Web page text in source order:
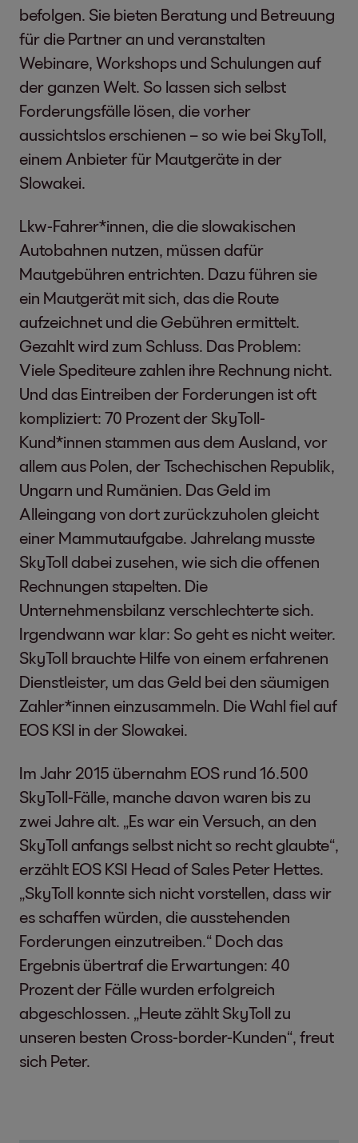
befolgen. Sie bieten Beratung und Betreuung
für die Partner an und veranstalten
Webinare, Workshops und Schulungen auf
der ganzen Welt. So lassen sich selbst
Forderungsfälle lösen, die vorher
aussichtslos erschienen – so wie bei SkyToll,
einem Anbieter für Mautgeräte in der
Slowakei.
Lkw-Fahrer*innen, die die slowakischen
Autobahnen nutzen, müssen dafür
Mautgebühren entrichten. Dazu führen sie
ein Mautgerät mit sich, das die Route
aufzeichnet und die Gebühren ermittelt.
Gezahlt wird zum Schluss. Das Problem:
Viele Spediteure zahlen ihre Rechnung nicht.
Und das Eintreiben der Forderungen ist oft
kompliziert: 70 Prozent der SkyToll-
Kund*innen stammen aus dem Ausland, vor
allem aus Polen, der Tschechischen Republik,
Ungarn und Rumänien. Das Geld im
Alleingang von dort zurückzuholen gleicht
einer Mammutaufgabe. Jahrelang musste
SkyToll dabei zusehen, wie sich die offenen
Rechnungen stapelten. Die
Unternehmensbilanz verschlechterte sich.
Irgendwann war klar: So geht es nicht weiter.
SkyToll brauchte Hilfe von einem erfahrenen
Dienstleister, um das Geld bei den säumigen
Zahler*innen einzusammeln. Die Wahl fiel auf
EOS KSI in der Slowakei.
Im Jahr 2015 übernahm EOS rund 16.500
SkyToll-Fälle, manche davon waren bis zu
zwei Jahre alt. „Es war ein Versuch, an den
SkyToll anfangs selbst nicht so recht glaubte“,
erzählt EOS KSI Head of Sales Peter Hettes.
„SkyToll konnte sich nicht vorstellen, dass wir
es schaffen würden, die ausstehenden
Forderungen einzutreiben.“ Doch das
Ergebnis übertraf die Erwartungen: 40
Prozent der Fälle wurden erfolgreich
abgeschlossen. „Heute zählt SkyToll zu
unseren besten Cross-border-Kunden“, freut
sich Peter.